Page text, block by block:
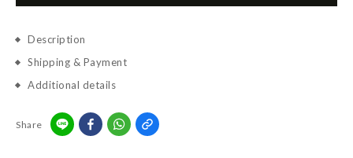
Description
Shipping & Payment
Additional details
Share